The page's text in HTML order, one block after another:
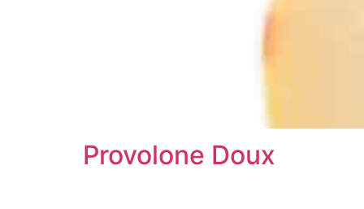
Provolone Doux